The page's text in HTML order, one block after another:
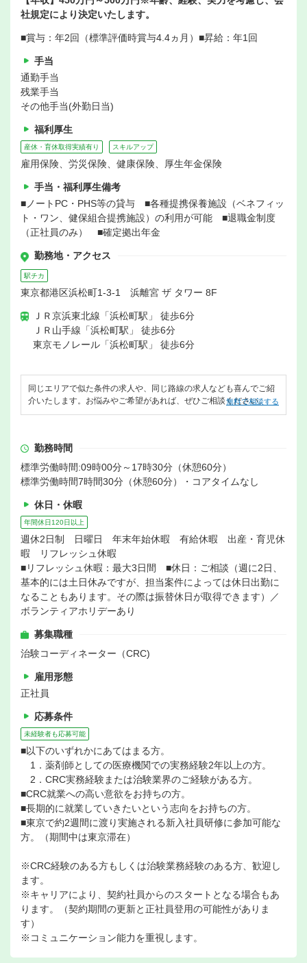
社規定により決定いたします。
■賞与：年2回（標準評価時賞与4.4ヵ月）■昇給：年1回
手当
通勤手当
残業手当
その他手当(外勤日当)
福利厚生
産休・育休取得実績有り スキルアップ
雇用保険、労災保険、健康保険、厚生年金保険
手当・福利厚生備考
■ノートPC・PHS等の貸与 ■各種提携保養施設（ベネフィッ
ト・ワン、健保組合提携施設）の利用が可能 ■退職金制度
（正社員のみ） ■確定拠出年金
勤務地・アクセス
駅チカ
東京都港区浜松町1-3-1 浜離宮 ザ タワー 8F
ＪＲ京浜東北線「浜松町駅」 徒歩6分
ＪＲ山手線「浜松町駅」 徒歩6分
東京モノレール「浜松町駅」 徒歩6分
同じエリアで似た条件の求人や、同じ路線の求人なども喜んでご紹
介いたします。お悩みやご希望があれば、ぜひご相談ください。
無料で相談する
勤務時間
標準労働時間:09時00分～17時30分（休憩60分）
標準労働時間7時間30分（休憩60分）・コアタイムなし
休日・休暇
年間休日120日以上
週休2日制 日曜日 年末年始休暇 有給休暇 出産・育児休
暇 リフレッシュ休暇
■リフレッシュ休暇：最大3日間 ■休日：ご相談（週に2日、
基本的には土日休みですが、担当案件によっては休日出勤に
なることもあります。その際は振替休日が取得できます）／
ボランティアホリデーあり
募集職種
治験コーディネーター（CRC)
雇用形態
正社員
応募条件
未経験者も応募可能
■以下のいずれかにあてはまる方。
1．薬剤師としての医療機関での実務経験2年以上の方。
2．CRC実務経験または治験業界のご経験がある方。
■CRC就業への高い意欲をお持ちの方。
■長期的に就業していきたいという志向をお持ちの方。
■東京で約2週間に渡り実施される新入社員研修に参加可能な
方。（期間中は東京滞在）
※CRC経験のある方もしくは治験業務経験のある方、歓迎し
ます。
※キャリアにより、契約社員からのスタートとなる場合もあ
ります。（契約期間の更新と正社員登用の可能性がありま
す）
※コミュニケーション能力を重視します。